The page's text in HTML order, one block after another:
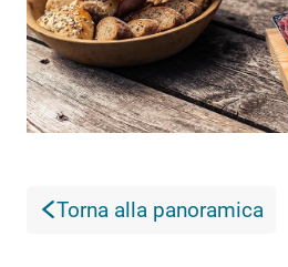
Torna alla panoramica